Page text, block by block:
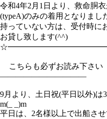
令和4年2月1日より、救命胴
(typeA)のみの着用となりまし
持っていない方は、受付時に
お貸し致します(^^)
こちらも必ずお読み下さい
———————————
9月より、土日祝(平日以外)は
m(_ _)m
平日は、2名様以上で出船さ